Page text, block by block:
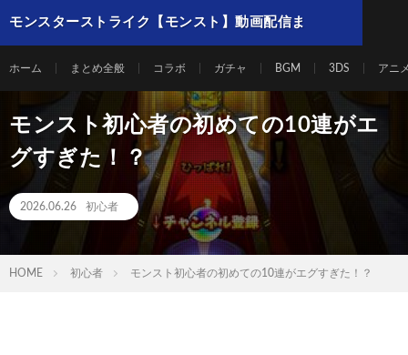
モンスターストライク【モンスト】動画配信ま
ホーム まとめ全般 コラボ ガチャ BGM 3DS アニ
モンスト初心者の初めての10連がエ
グすぎた！？
2026.06.26 初心者
HOME 初心者 モンスト初心者の初めての10連がエグすぎた！？